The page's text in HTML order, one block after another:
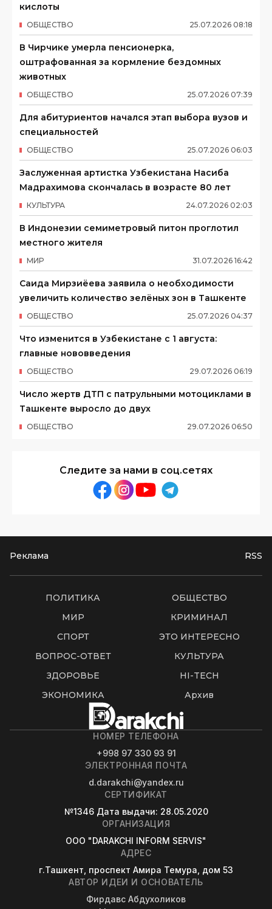
кислоты
25.07.2026 08:18
ОБЩЕСТВО
В Чирчике умерла пенсионерка,
оштрафованная за кормление бездомных
животных
25.07.2026 07:39
ОБЩЕСТВО
Для абитуриентов начался этап выбора вузов и
специальностей
25.07.2026 06:03
ОБЩЕСТВО
Заслуженная артистка Узбекистана Насиба
Мадрахимова скончалась в возрасте 80 лет
24.07.2026 02:03
КУЛЬТУРА
В Индонезии семиметровый питон проглотил
местного жителя
31.07.2026 16:42
МИР
Саида Мирзиёева заявила о необходимости
увеличить количество зелёных зон в Ташкенте
25.07.2026 04:37
ОБЩЕСТВО
Что изменится в Узбекистане с 1 августа:
главные нововведения
29.07.2026 06:19
ОБЩЕСТВО
Число жертв ДТП с патрульными мотоциклами в
Ташкенте выросло до двух
29.07.2026 06:50
ОБЩЕСТВО
Следите за нами в соц.сетях
Реклама RSS
ПОЛИТИКА
ОБЩЕСТВО
МИР
КРИМИНАЛ
СПОРТ
ЭТО ИНТЕРЕСНО
ВОПРОС-ОТВЕТ
КУЛЬТУРА
ЗДОРОВЬЕ
HI-TECH
ЭКОНОМИКА
Архив
НОМЕР ТЕЛЕФОНА
+998 97 330 93 91
ЭЛЕКТРОННАЯ ПОЧТА
d.darakchi@yandex.ru
СЕРТИФИКАТ
№1346 Дата выдачи: 28.05.2020
ОРГАНИЗАЦИЯ
OOO "DARAKCHI INFORM SERVIS"
АДРЕС
г.Ташкент, проспект Амира Темура, дом 53
АВТОР ИДЕИ И ОСНОВАТЕЛЬ
Фирдавс Абдухоликов